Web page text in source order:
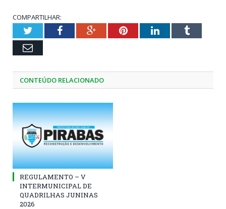
COMPARTILHAR:
TwitterFacebookGoogle+PinterestLinkedInTumblr
Email
CONTEÚDO RELACIONADO
REGULAMENTO – V
INTERMUNICIPAL DE
QUADRILHAS JUNINAS
2026